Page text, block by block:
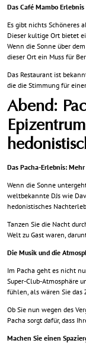
Das Café Mambo Erlebnis
Es gibt nichts Schöneres
Dieser kultige Ort bietet
Wenn die Sonne über
dieser Ort ein Muss für
Das Restaurant ist
die die Stimmung für
Abend:
Das Pacha-Erlebnis:
Wenn die Sonne
weltbekannte DJs wie
hedonistisches
Tanzen Sie die Nacht
Welt zu Gast waren,
Die Musik und die
Im Pacha geht es nicht
Super-Club-Atmosphäre
fühlen, als wären Sie das
Ob Sie nun wegen des
Pacha sorgt dafür, dass
Machen Sie einen